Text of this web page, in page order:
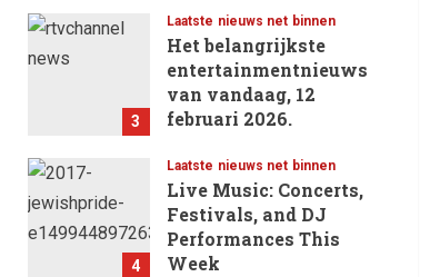
Texas” haar eerste
nummer 1-positie in de
Hot 100 heeft behaald.
13 February 2026
3
Laatste nieuws net binnen
Het belangrijkste
entertainmentnieuws
van vandaag, 12
februari 2026.
4
Laatste nieuws net binnen
Live Music: Concerts,
Festivals, and DJ
Performances This
Week